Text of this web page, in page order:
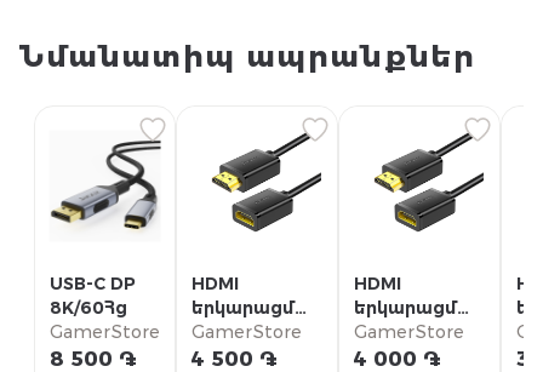
Նմանատիպ ապրանքներ
USB-C DP
8K/60Հց
GamerStore
8 500 ֏
HDMI
երկարացման
մալուխ 3մ
GamerStore
4 500 ֏
HDMI
երկարացման
մալուխ 2մ
GamerStore
4 000 ֏ 3